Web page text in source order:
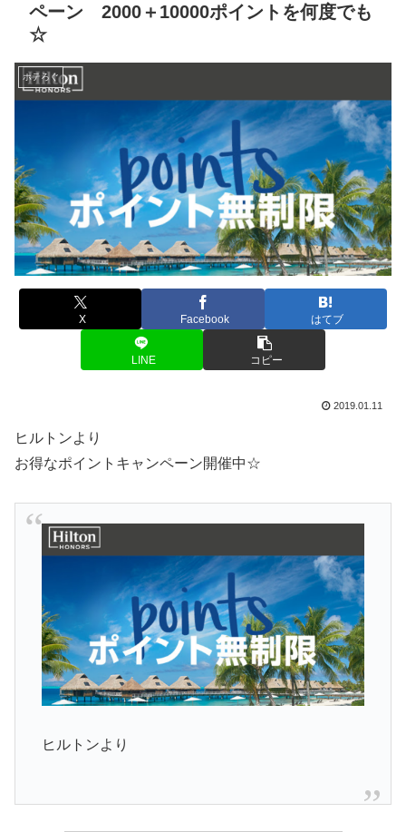
ペーン 2000＋10000ポイントを何度でも
☆
ホテろぐ
X Facebook はてブ
LINE コピー
2019.01.11
ヒルトンより
お得なポイントキャンペーン開催中☆
ヒルトンより